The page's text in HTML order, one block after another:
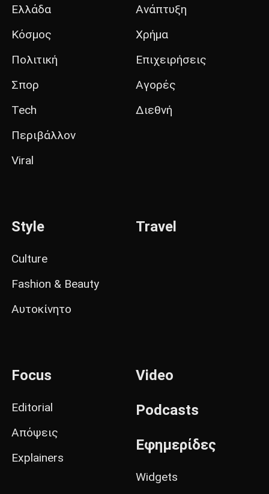
Ελλάδα
Κόσμος
Πολιτική
Σπορ
Tech
Περιβάλλον
Viral
Ανάπτυξη
Χρήμα
Επιχειρήσεις
Αγορές
Διεθνή
Style
Culture
Fashion & Beauty
Αυτοκίνητο
Travel
Focus
Editorial
Απόψεις
Explainers
Video
Podcasts
Εφημερίδες
Widgets